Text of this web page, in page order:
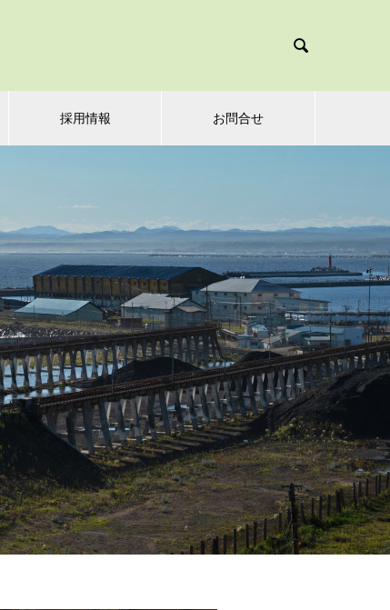

採用情報 お問合せ